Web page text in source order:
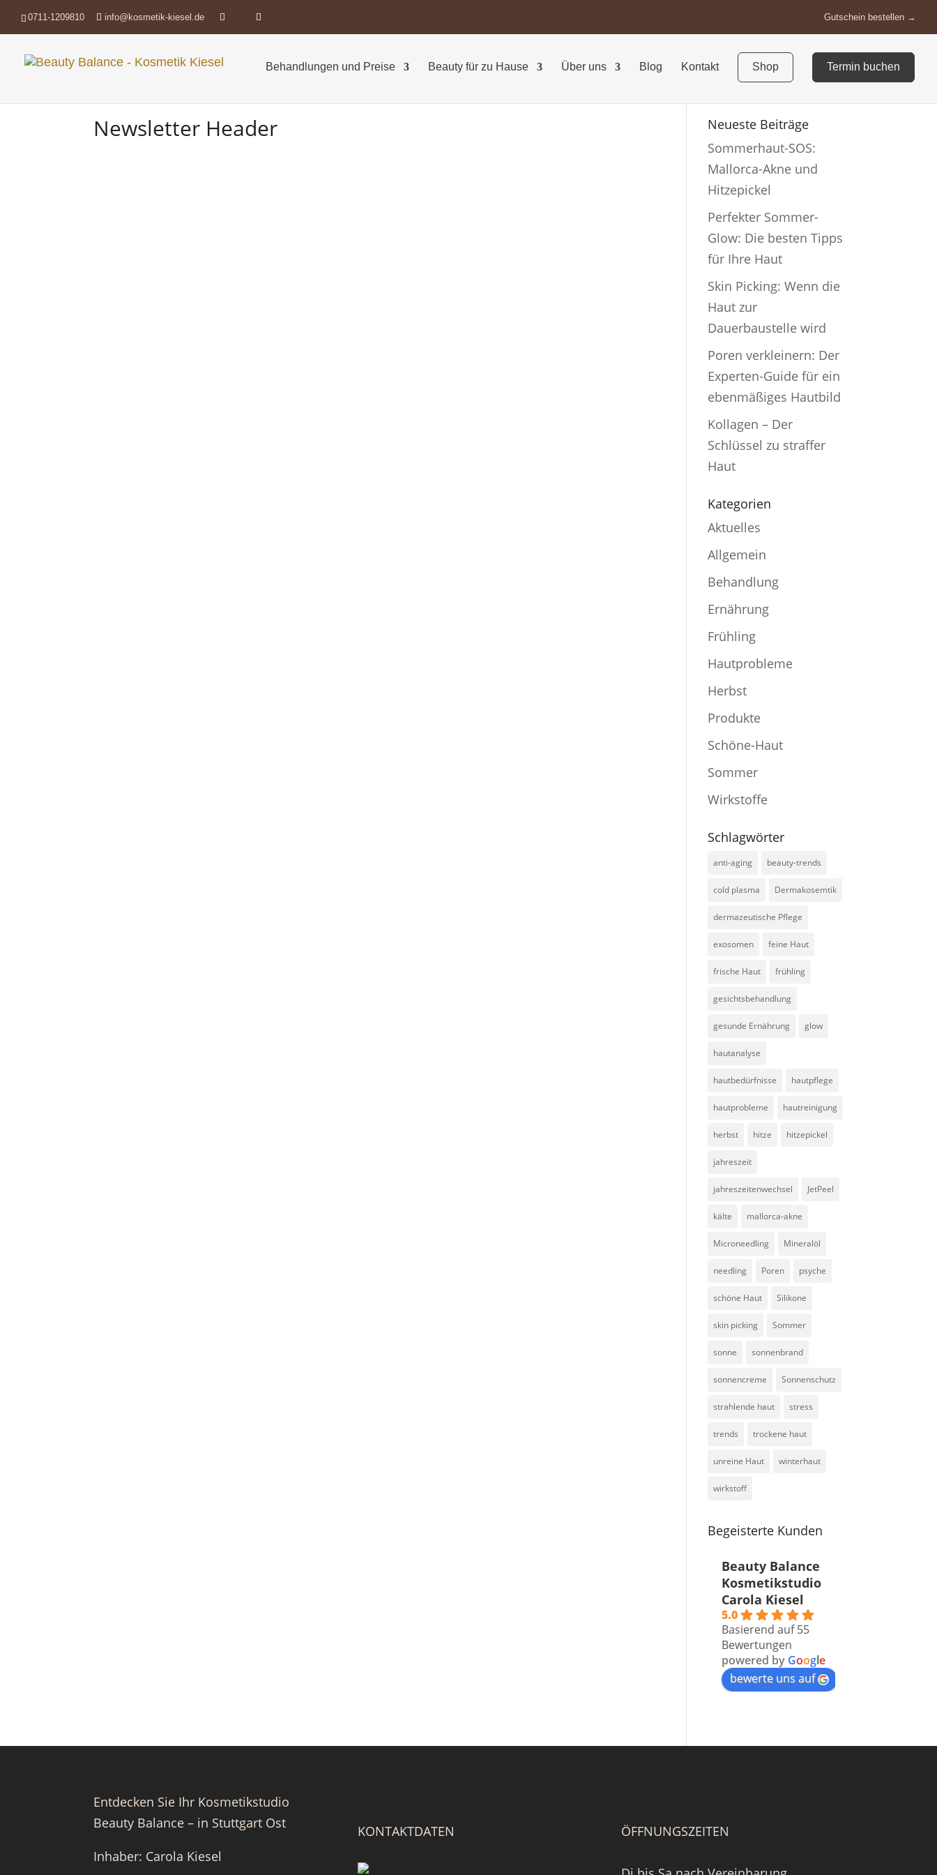
0711-1209810 info@kosmetik-kiesel.de Gutschein bestellen
Behandlungen und Preise Beauty für zu Hause Über uns Blog Kontakt Shop Termin buchen
Newsletter Header
Neueste Beiträge
Sommerhaut-SOS:
Mallorca-Akne und
Hitzepickel
Perfekter Sommer-
Glow: Die besten Tipps
für Ihre Haut
Skin Picking: Wenn die
Haut zur
Dauerbaustelle wird
Poren verkleinern: Der
Experten-Guide für ein
ebenmäßiges Hautbild
Kollagen – Der
Schlüssel zu straffer
Haut
Kategorien
Aktuelles
Allgemein
Behandlung
Ernährung
Frühling
Hautprobleme
Herbst
Produkte
Schöne-Haut
Sommer
Wirkstoffe
Schlagwörter
anti-aging beauty-trends
cold plasma Dermakosemtik
dermazeutische Pflege
exosomen feine Haut
frische Haut frühling
gesichtsbehandlung
gesunde Ernährung glow
hautanalyse
hautbedürfnisse hautpflege
hautprobleme hautreinigung
herbst hitze hitzepickel
jahreszeit
jahreszeitenwechsel JetPeel
kälte mallorca-akne
Microneedling Mineralöl
needling Poren psyche
schöne Haut Silikone
skin picking Sommer
sonne sonnenbrand
sonnencreme Sonnenschutz
strahlende haut stress
trends trockene haut
unreine Haut winterhaut
wirkstoff
Begeisterte Kunden
Beauty Balance
Kosmetikstudio
Carola Kiesel
5.0
Basierend auf 55
Bewertungen
powered by Google
bewerte uns auf
Entdecken Sie Ihr Kosmetikstudio
Beauty Balance – in Stuttgart Ost
Inhaber: Carola Kiesel
KONTAKTDATEN ÖFFNUNGSZEITEN